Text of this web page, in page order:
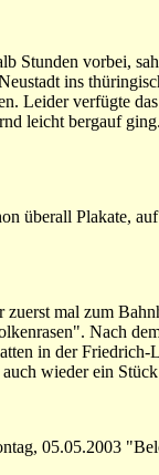
Stunden vorbei,
ins
Leider verfügte
leicht bergauf
überall Plakate,
zuerst mal zum
Nach
in der
wieder ein
05.05.2003